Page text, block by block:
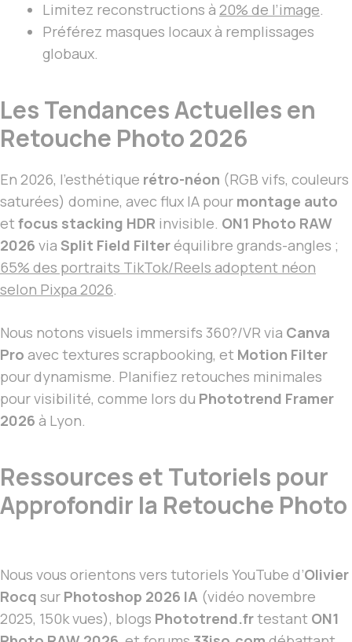
Limitez reconstructions à 20% de l’image.
Préférez masques locaux à remplissages
globaux.
Les Tendances Actuelles en
Retouche Photo 2026
En 2026, l’esthétique rétro-néon (RGB vifs, couleurs
saturées) domine, avec flux IA pour montage auto
et focus stacking HDR invisible. ON1 Photo RAW
2026 via Split Field Filteréquilibre grands-angles ;
65% des portraits TikTok/Reels adoptent néon
selon Pixpa 2026.
Nous notons visuels immersifs 360?/VR via Canva
Pro avec textures scrapbooking, et Motion Filter
pour dynamisme. Planifiez retouches minimales
pour visibilité, comme lors du Phototrend Framer
2026 à Lyon.
Ressources et Tutoriels pour
Approfondir la Retouche Photo
Nous vous orientons vers tutoriels YouTube d’Olivier
Rocq sur Photoshop 2026 IA (vidéo novembre
2025, 150k vues), blogs Phototrend.frtestant ON1